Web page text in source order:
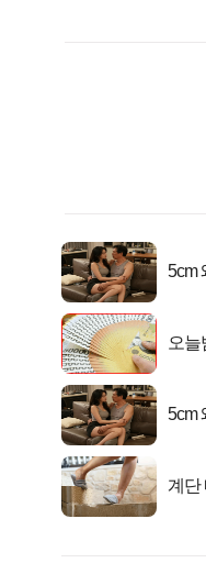
5cm
오늘
5cm
계단